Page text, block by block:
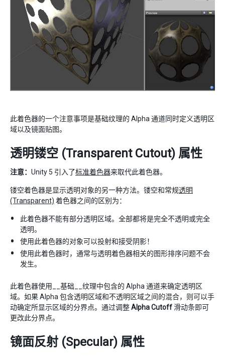
此着色器的一个注意事项是基础纹理的 Alpha 通道同时定义透明区
域以及镜面贴图。
透明镂空 (Transparent Cutout) 属性
注意： Unity 5 引入了标准着色器来取代此着色器。
镂空着色器是显示透明对象的另一种方法。镂空和常规透明
(Transparent) 着色器之间的区别为：
此着色器不能有部分透明区域。全部都将是完全不透明或完全
透明。
使用此着色器的对象可以投射和接受阴影！
使用此着色器时，通常与透明着色器相关的图形排序问题不会
发生。
此着色器使用__基础__纹理中包含的 Alpha 通道来确定透明区
域。如果 Alpha 包含透明区域和不透明区域之间的混合，则可以手
动确定所显示区域的分界点。通过调整Alpha Cutoff滑动条即可
更改此分界点。
镜面反射 (Specular) 属性